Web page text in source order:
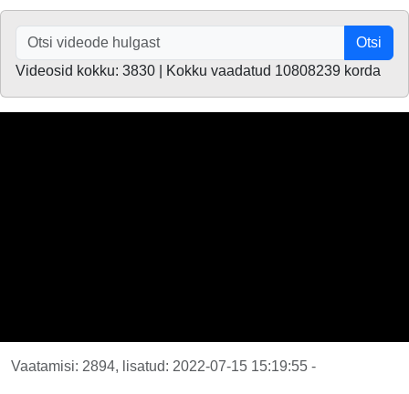
Otsi
Videosid kokku: 3830 | Kokku vaadatud 10808239 korda
Vaatamisi: 2894, lisatud: 2022-07-15 15:19:55 -